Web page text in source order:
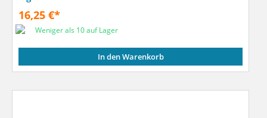
16,25 €*
Weniger als 10 auf Lager
In den Warenkorb